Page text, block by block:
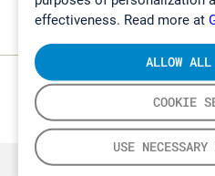
effectiveness. Read more at
COOKIE
USE
ALLOW